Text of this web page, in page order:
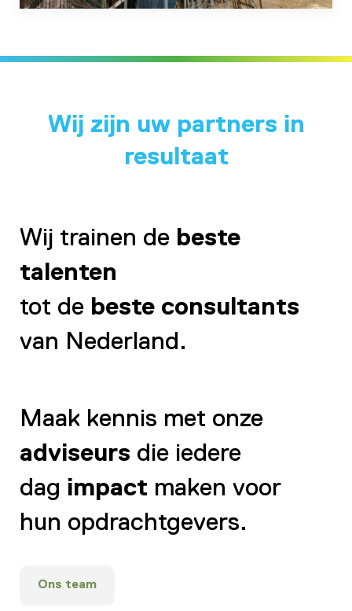
Wij zijn uw partners in
resultaat
Wij trainen de beste
talenten
tot de beste consultants
van Nederland.
Maak kennis met onze
adviseurs die iedere
dag impact maken voor
hun opdrachtgevers.
Ons team